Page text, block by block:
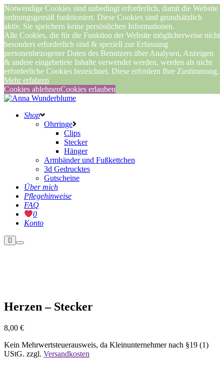
Notwendige Cookies sind unbedingt erforderlich, damit die Website
ordnungsgemäß funktioniert. Diese Cookies sind grundsätzlich
aktiv. Sie speichern keine persönlichen Informationen.
Alle Cookies, die für die Funktion der Website möglicherweise nicht
besonders erforderlich sind & speziell zur Erfassung
personenbezogener Daten des Benutzers über Analysen, Anzeigen
& andere eingebettete Inhalte verwendet werden, werden als nicht
erforderliche Cookies bezeichnet. Diese erfordern Ihre Zustimmung.
Mehr erfahren
Cookies ablehnenCookies erlauben
Shop
Ohrringe
Clips
Stecker
Hänger
Armbänder und Fußkettchen
3d Gedrucktes
Gutscheine
Über mich
Pflegehinweise
FAQ
0
Konto
Weitere
Informationen
Hauptmenü
Herzen – Stecker
8,00 €
Kein Mehrwertsteuerausweis, da Kleinunternehmer nach §19 (1)
UStG. zzgl. Versandkosten